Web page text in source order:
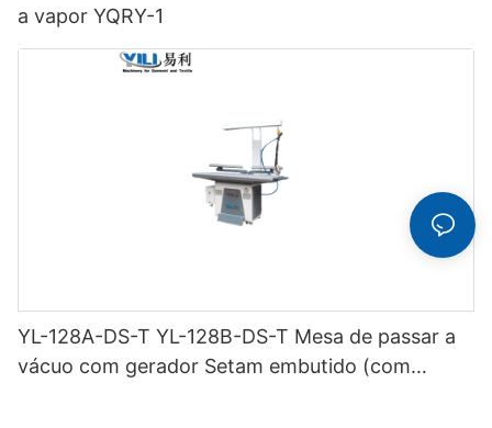
a vapor YQRY-1
YL-128A-DS-T YL-128B-DS-T Mesa de passar a
vácuo com gerador Setam embutido (com